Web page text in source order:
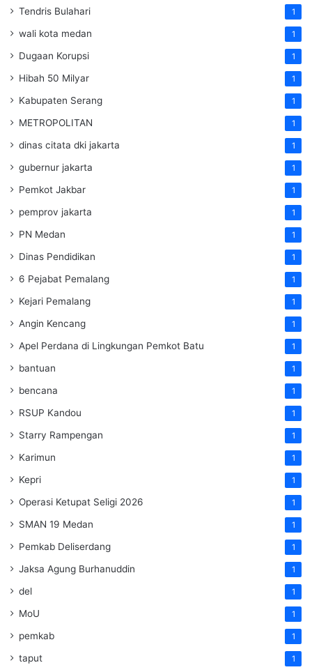
Tendris Bulahari 1
wali kota medan 1
Dugaan Korupsi 1
Hibah 50 Milyar 1
Kabupaten Serang 1
METROPOLITAN 1
dinas citata dki jakarta 1
gubernur jakarta 1
Pemkot Jakbar 1
pemprov jakarta 1
PN Medan 1
Dinas Pendidikan 1
6 Pejabat Pemalang 1
Kejari Pemalang 1
Angin Kencang 1
Apel Perdana di Lingkungan Pemkot Batu 1
bantuan 1
bencana 1
RSUP Kandou 1
Starry Rampengan 1
Karimun 1
Kepri 1
Operasi Ketupat Seligi 2026 1
SMAN 19 Medan 1
Pemkab Deliserdang 1
Jaksa Agung Burhanuddin 1
del 1
MoU 1
pemkab 1
taput 1